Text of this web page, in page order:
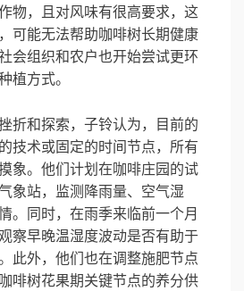
物，且对风味有很高要求，这
可能无法帮助咖啡树长期健康
会组织和农户也开始尝试更环
植方式。
折和探索，子铃认为，目前的
技术或固定的时间节点，所有
象。他们计划在咖啡庄园的试
象站，监测降雨量、空气湿
。同时，在雨季来临前一个月
察早晚温湿度波动是否有助于
此外，他们也在调整施肥节点
啡树花果期关键节点的养分供